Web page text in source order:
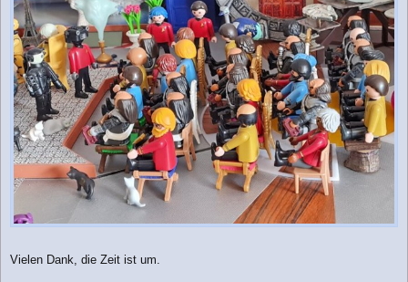
Vielen Dank, die Zeit ist um.